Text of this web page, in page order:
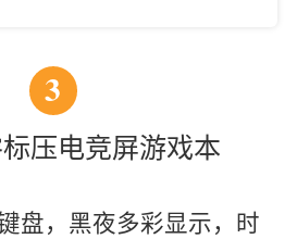
3
压电竞屏游戏本
盘，黑夜多彩显示，时